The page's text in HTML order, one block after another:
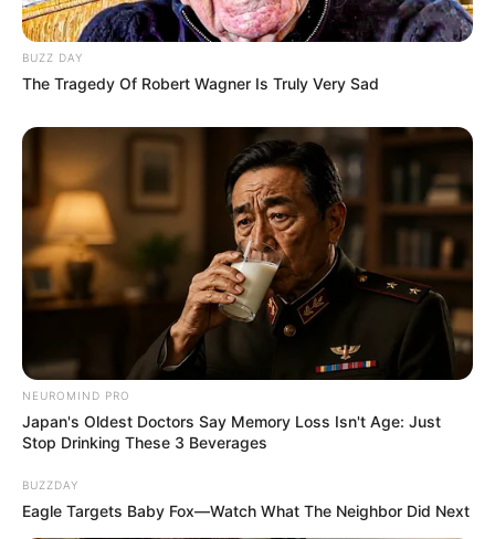
BUZZ DAY
The Tragedy Of Robert Wagner Is Truly Very Sad
NEUROMIND PRO
Japan's Oldest Doctors Say Memory Loss Isn't Age: Just
Stop Drinking These 3 Beverages
BUZZDAY
Eagle Targets Baby Fox—Watch What The Neighbor Did Next